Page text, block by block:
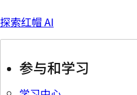
探索红帽 AI
参与和学习